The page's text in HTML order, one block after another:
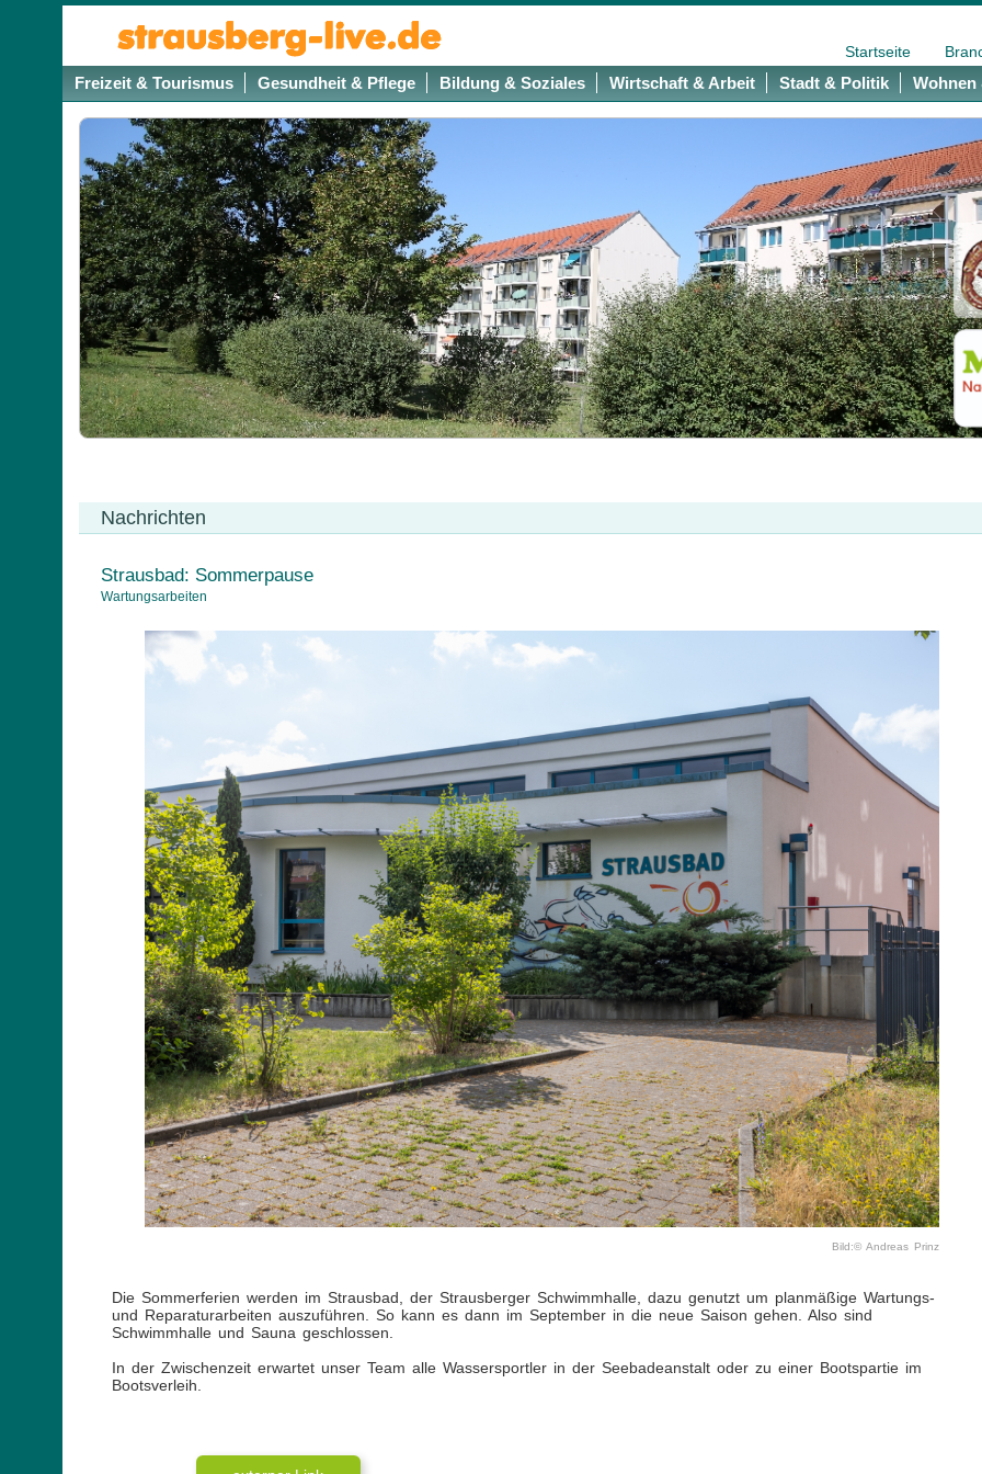
Startseite
Freizeit & Tourismus Gesundheit & Pflege Bildung & Soziales Wirtschaft & Arbeit Stadt & Politik Wohnen
Nachrichten
Strausbad: Sommerpause
Wartungsarbeiten
Bild:© Andreas Prinz
Die Sommerferien werden im Strausbad, der Strausberger Schwimmhalle, dazu genutzt um planmäßige Wartungs-
und Reparaturarbeiten auszuführen. So kann es dann im September in die neue Saison gehen. Also sind
Schwimmhalle und Sauna geschlossen.
In der Zwischenzeit erwartet unser Team alle Wassersportler in der Seebadeanstalt oder zu einer Bootspartie im
Bootsverleih.